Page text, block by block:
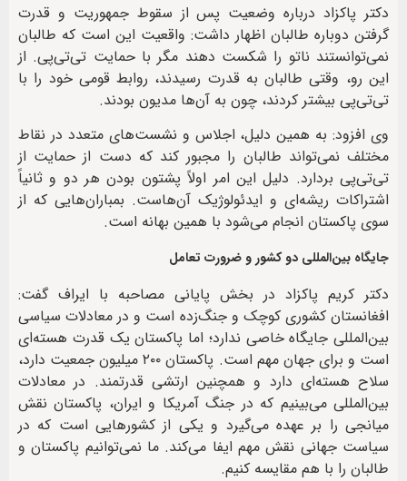
دکتر پاکزاد درباره وضعیت پس از سقوط جمهوریت و قدرت
گرفتن دوباره طالبان اظهار داشت: واقعیت این است که طالبان
نمی‌توانستند ناتو را شکست دهند مگر با حمایت تی‌تی‌پی. از
این رو، وقتی طالبان به قدرت رسیدند، روابط قومی خود را با
تی‌تی‌پی بیشتر کردند، چون به آن‌ها مدیون بودند.
وی افزود: به همین دلیل، اجلاس‌ و نشست‌های متعدد در نقاط
مختلف نمی‌تواند طالبان را مجبور کند که دست از حمایت از
تی‌تی‌پی بردارد. دلیل این امر اولاً پشتون بودن هر دو و ثانیاً
اشتراکات ریشه‌ای و ایدئولوژیک آن‌هاست. بمباران‌هایی که از
سوی پاکستان انجام می‌شود با همین بهانه است.
جایگاه بین‌المللی دو کشور و ضرورت تعامل
دکتر کریم پاکزاد در بخش پایانی مصاحبه با ایراف گفت:
افغانستان کشوری کوچک و جنگ‌زده است و در معادلات سیاسی
بین‌المللی جایگاه خاصی ندارد؛ اما پاکستان یک قدرت هسته‌ای
است و برای جهان مهم است. پاکستان ۲۰۰ میلیون جمعیت دارد،
سلاح هسته‌ای دارد و همچنین ارتشی قدرتمند. در معادلات
بین‌المللی می‌بینیم که در جنگ آمریکا و ایران، پاکستان نقش
میانجی را بر عهده می‌گیرد و یکی از کشورهایی است که در
سیاست جهانی نقش مهم ایفا می‌کند. ما نمی‌توانیم پاکستان و
طالبان را با هم مقایسه کنیم.